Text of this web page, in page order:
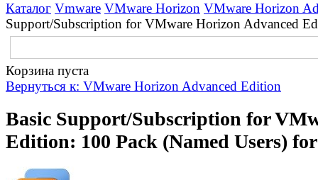
Каталог Vmware VMware Horizon VMware Horizon
Support/Subscription for VMware Horizon Advanced
Корзина пуста
Вернуться к: VMware Horizon Advanced Edition
Basic Support/Subscription for
Edition: 100 Pack (Named Users)